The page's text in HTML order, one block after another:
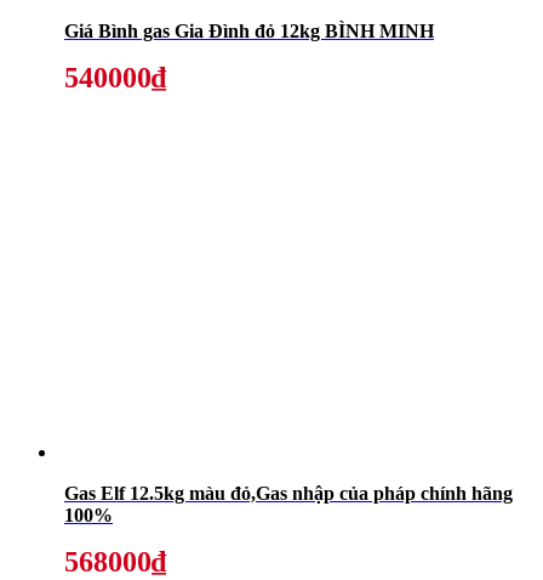
Giá Bình gas Gia Đình đỏ 12kg BÌNH MINH
540000₫
Gas Elf 12.5kg màu đỏ,Gas nhập của pháp chính hãng
100%
568000₫